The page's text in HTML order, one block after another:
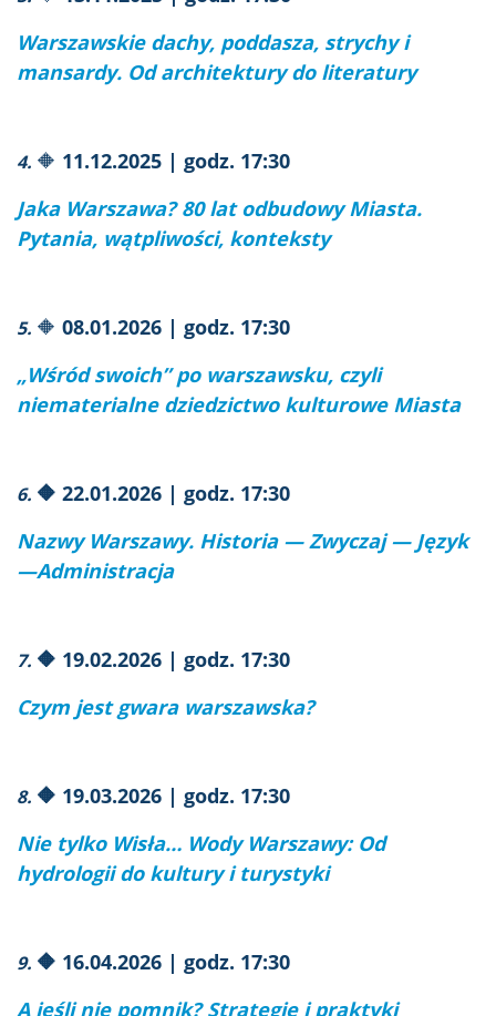
Warszawskie dachy, poddasza, strychy i
mansardy. Od architektury do literatury
4. 🔶 11.12.2025 | godz. 17:30
Jaka Warszawa? 80 lat odbudowy Miasta.
Pytania, wątpliwości, konteksty
5. 🔶 08.01.2026 | godz. 17:30
„Wśród swoich” po warszawsku, czyli
niematerialne dziedzictwo kulturowe Miasta
6. 🔶 22.01.2026 | godz. 17:30
Nazwy Warszawy. Historia — Zwyczaj — Język
—Administracja
7. 🔶 19.02.2026 | godz. 17:30
Czym jest gwara warszawska?
8. 🔶 19.03.2026 | godz. 17:30
Nie tylko Wisła… Wody Warszawy: Od
hydrologii do kultury i turystyki
9. 🔶 16.04.2026 | godz. 17:30
A jeśli nie pomnik? Strategie i praktyki